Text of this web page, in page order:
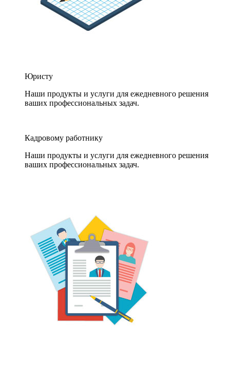
Юристу
Наши продукты и услуги для ежедневного решения
ваших профессиональных задач.
Кадровому работнику
Наши продукты и услуги для ежедневного решения
ваших профессиональных задач.